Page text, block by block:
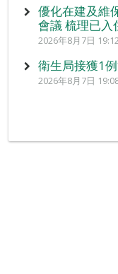
優化在建及維
會議 梳理已入
2026年8月7日
衛生局接獲1
2026年8月7日